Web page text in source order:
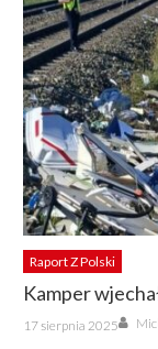
Raport Z Polski
Kamper
Posted
on
17 sierpnia 2025